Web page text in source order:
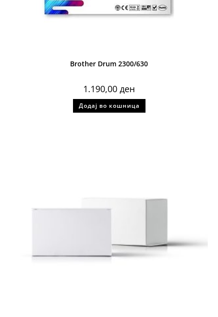
Brother Drum 2300/630
1.190,00 ден
Додај во кошница